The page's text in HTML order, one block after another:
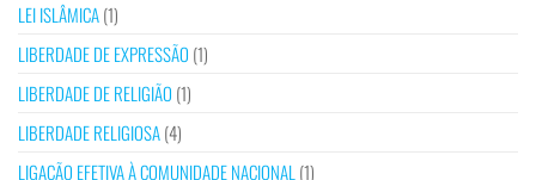
LEI ISLÂMICA(1)
LIBERDADE DE EXPRESSÃO (1)
LIBERDADE DE RELIGIÃO (1)
LIBERDADE RELIGIOSA(4)
LIGAÇÃO EFETIVA À COMUNIDADE NACIONAL (1)